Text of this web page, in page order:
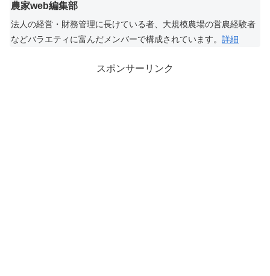
農家web編集部
法人の経営・財務管理に長けている者、大規模農場の営農経験者
などバラエティに富んだメンバーで構成されています。 詳細
スポンサーリンク